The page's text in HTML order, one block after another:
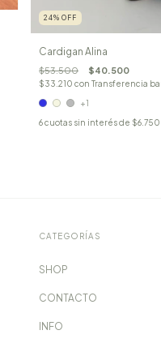
24% OFF
Cardigan Alina
$53.500 $40.500
$33.210 con Transferencia
+1
6cuotas sin interés de $6.750
CATEGORÍAS
SHOP
CONTACTO
INFO